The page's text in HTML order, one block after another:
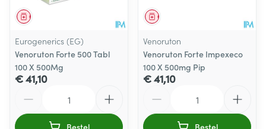
Geneesmiddel
Eurogenerics (EG)
Venoruton Forte 500 Tabl
100 X 500Mg
€ 41,10
Bestel
Geneesmiddel
Venoruton
Venoruton Forte Impexeco
100 X 500mg Pip
€ 41,10
Bestel